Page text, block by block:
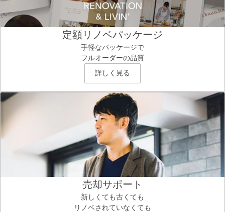
定額リノベパッケージ
手軽なパッケージで
フルオーダーの品質
詳しく見る
売却サポート
新しくても古くても
リノベされていなくても